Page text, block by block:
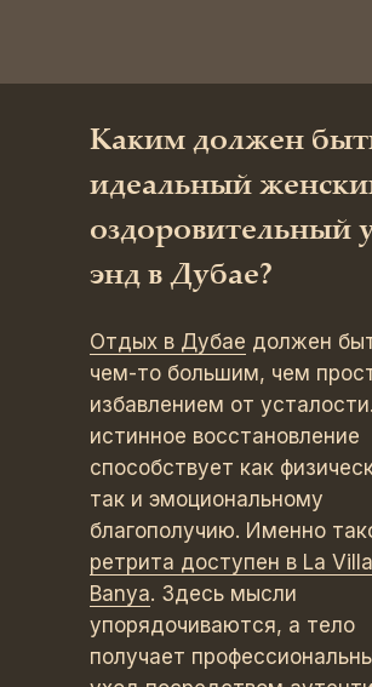
Каким должен
идеальный
оздоровительный
энд в Дубае?
Отдых в Дубае должен
чем-то большим, чем
избавлением от
истинное восстановление
способствует как
так и эмоциональному
благополучию. Именно
ретрита доступен в La Villa
Banya. Здесь мысли
упорядочиваются, а тело
получает